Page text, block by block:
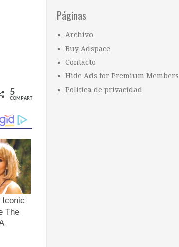
5
COMPARTIR
Páginas
Archivo
Buy Adspace
Contacto
Hide Ads for Premium Members
Política de privacidad